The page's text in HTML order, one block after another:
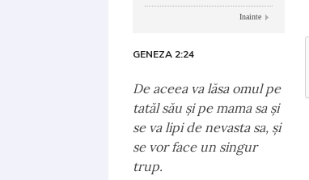
Inainte
GENEZA 2:24
De aceea va lăsa omul pe
tatăl său şi pe mama sa şi
se va lipi de nevasta sa, şi
se vor face un singur
trup.